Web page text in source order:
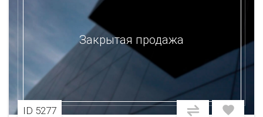
Закрытая продажа
ID 5277